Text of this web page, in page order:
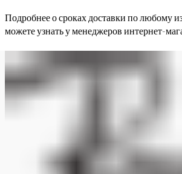
Подробнее о сроках доставки по любому
можете узнать у менеджеров интернет-